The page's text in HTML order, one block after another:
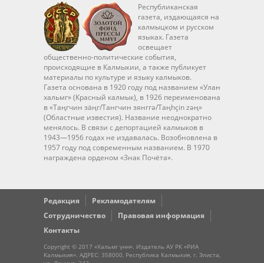
Республиканская
газета, издающаяся на
калмыцком и русском
языках. Газета
освещает
общественно-политические события,
происходящие в Калмыкии, а также публикует
материалы по культуре и языку калмыков.
Газета основана в 1920 году под названием «Улан
хальмг» (Красный калмык), в 1926 переименована
в «Таңгчин зäңг/Тангчин зянггә/Taңhçin zәң»
(Областные известия). Название неоднократно
менялось. В связи с депортацией калмыков в
1943—1956 годах не издавалась. Возобновлена в
1957 году под современным названием. В 1970
награждена орденом «Знак Почёта».
Редакция
Рекламодателям
Сотрудничество
Правовая информация
Контакты
Copyright © 2017 «Хальмг үнн». Издатель АУ РК «РИА
Калмыкия». АДРЕС: 358000, Республика Калмыкия, г. Элиста,